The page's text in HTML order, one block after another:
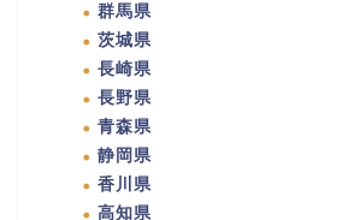
群馬県
茨城県
長崎県
長野県
青森県
静岡県
香川県
高知県